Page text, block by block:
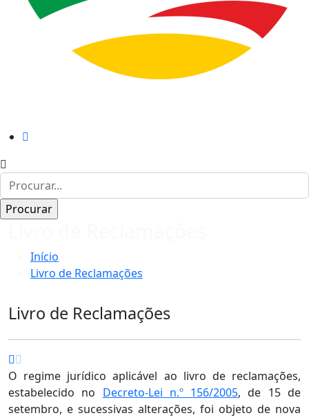
Início
Livro de Reclamações
Livro de Reclamações
O regime jurídico aplicável ao livro de reclamações,
estabelecido no Decreto-Lei n.º 156/2005, de 15 de
setembro, e sucessivas alterações, foi objeto de nova